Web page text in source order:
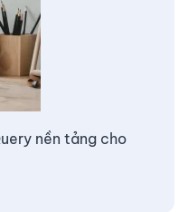
nền tảng cho